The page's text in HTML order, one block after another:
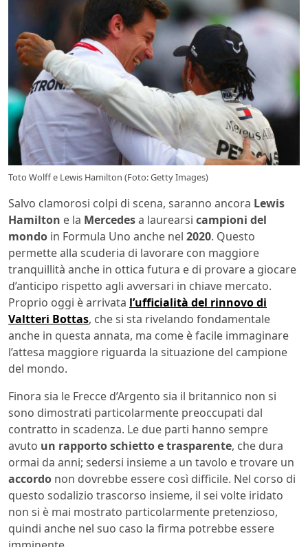
Toto Wolff e Lewis Hamilton (Foto: Getty Images)
Salvo clamorosi colpi di scena, saranno ancora Lewis
Hamilton e la Mercedesa laurearsi campioni del
mondo in Formula Uno anche nel 2020. Questo
permette alla scuderia di lavorare con maggiore
tranquillità anche in ottica futura e di provare a giocare
d’anticipo rispetto agli avversari in chiave mercato.
Proprio oggi è arrivata l’ufficialità del rinnovo di
Valtteri Bottas, che si sta rivelando fondamentale
anche in questa annata, ma come è facile immaginare
l’attesa maggiore riguarda la situazione del campione
del mondo.
Finora sia le Frecce d’Argento sia il britannico non si
sono dimostrati particolarmente preoccupati dal
contratto in scadenza. Le due parti hanno sempre
avuto un rapporto schietto e trasparente, che dura
ormai da anni; sedersi insieme a un tavolo e trovare un
accordo non dovrebbe essere così difficile. Nel corso di
questo sodalizio trascorso insieme, il sei volte iridato
non si è mai mostrato particolarmente pretenzioso,
quindi anche nel suo caso la firma potrebbe essere